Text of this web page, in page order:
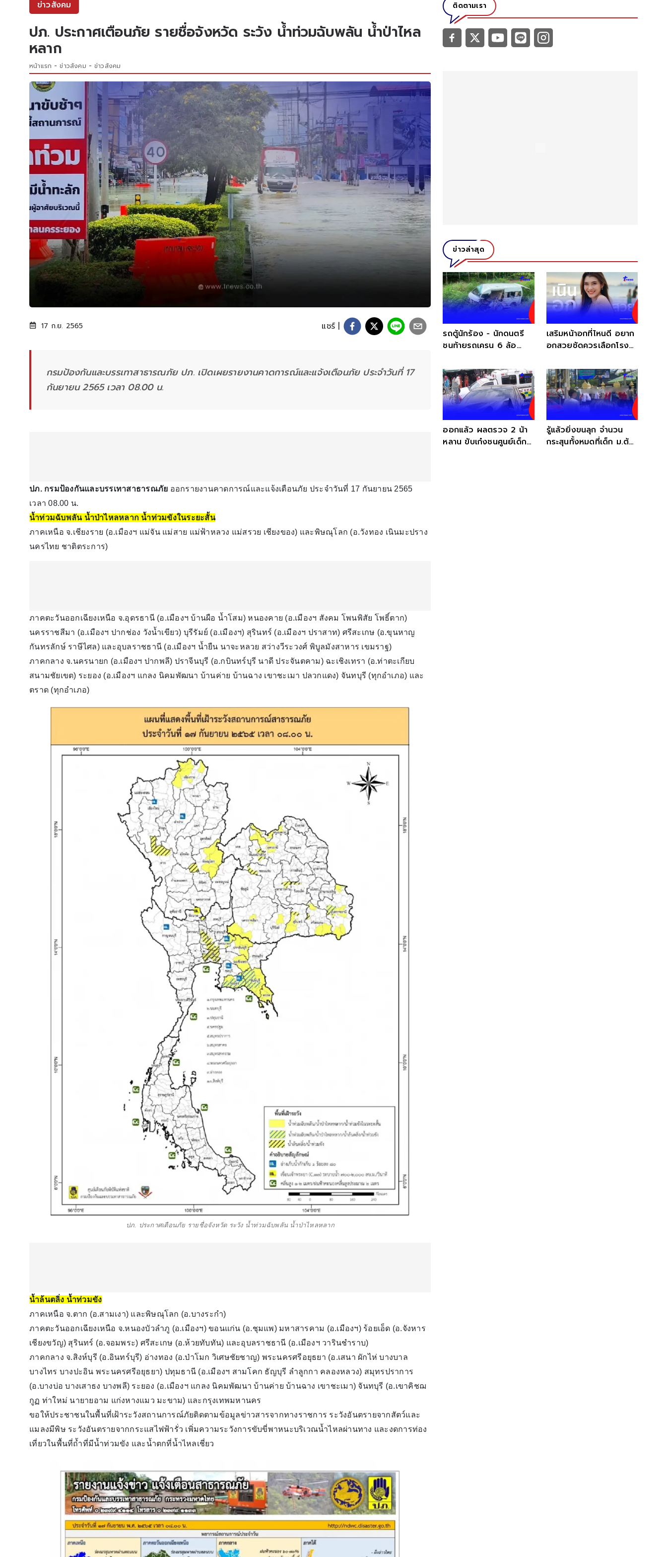
ข่าวสังคม
ปภ. ประกาศเตือนภัย รายชื่อจังหวัด ระวัง น้ำท่วมฉับพลัน น้ำป่าไหล
หลาก
หน้าแรก ข่าวสังคม ข่าวสังคม
17 ก.ย. 2565 แชร์ |
กรมป้องกันและบรรเทาสาธารณภัย ปภ. เปิดเผยรายงานคาดการณ์และแจ้งเตือนภัย ประจำวันที่ 17
กันยายน 2565 เวลา 08.00 น.
ปภ. กรมป้องกันและบรรเทาสาธารณภัย ออกรายงานคาดการณ์และแจ้งเตือนภัย ประจำวันที่ 17 กันยายน 2565
เวลา 08.00 น.
น้ำท่วมฉับพลัน น้ำป่าไหลหลาก น้ำท่วมขังในระยะสั้น
ภาคเหนือ จ.เชียงราย (อ.เมืองฯ แม่จัน แม่สาย แม่ฟ้าหลวง แม่สรวย เชียงของ) และพิษณุโลก (อ.วังทอง เนินมะปราง
นครไทย ชาติตระการ)
ภาคตะวันออกเฉียงเหนือ จ.อุดรธานี (อ.เมืองฯ บ้านผือ น้ำโสม) หนองคาย (อ.เมืองฯ สังคม โพนพิสัย โพธิ์ตาก)
นครราชสีมา (อ.เมืองฯ ปากช่อง วังน้ำเขียว) บุรีรัมย์ (อ.เมืองฯ) สุรินทร์ (อ.เมืองฯ ปราสาท) ศรีสะเกษ (อ.ขุนหาญ
กันทรลักษ์ ราษีไศล) และอุบลราชธานี (อ.เมืองฯ น้ำยืน นาจะหลวย สว่างวีระวงศ์ พิบูลมังสาหาร เขมราฐ)
ภาคกลาง จ.นครนายก (อ.เมืองฯ ปากพลี) ปราจีนบุรี (อ.กบินทร์บุรี นาดี ประจันตคาม) ฉะเชิงเทรา (อ.ท่าตะเกียบ
สนามชัยเขต) ระยอง (อ.เมืองฯ แกลง นิคมพัฒนา บ้านค่าย บ้านฉาง เขาชะเมา ปลวกแดง) จันทบุรี (ทุกอำเภอ) และ
ตราด (ทุกอำเภอ)
ปภ. ประกาศเตือนภัย รายชื่อจังหวัด ระวัง น้ำท่วมฉับพลัน น้ำป่าไหลหลาก
น้ำล้นตลิ่ง น้ำท่วมขัง
ภาคเหนือ จ.ตาก (อ.สามเงา) และพิษณุโลก (อ.บางระกำ)
ภาคตะวันออกเฉียงเหนือ จ.หนองบัวลำภู (อ.เมืองฯ) ขอนแก่น (อ.ชุมแพ) มหาสารคาม (อ.เมืองฯ) ร้อยเอ็ด (อ.จังหาร
เชียงขวัญ) สุรินทร์ (อ.จอมพระ) ศรีสะเกษ (อ.ห้วยทับทัน) และอุบลราชธานี (อ.เมืองฯ วารินชำราบ)
ภาคกลาง จ.สิงห์บุรี (อ.อินทร์บุรี) อ่างทอง (อ.ป่าโมก วิเศษชัยชาญ) พระนครศรีอยุธยา (อ.เสนา ผักไห่ บางบาล
บางไทร บางปะอิน พระนครศรีอยุธยา) ปทุมธานี (อ.เมืองฯ สามโคก ธัญบุรี ลำลูกกา คลองหลวง) สมุทรปราการ
(อ.บางบ่อ บางเสาธง บางพลี) ระยอง (อ.เมืองฯ แกลง นิคมพัฒนา บ้านค่าย บ้านฉาง เขาชะเมา) จันทบุรี (อ.เขาคิชฌ
กูฏ ท่าใหม่ นายายอาม แก่งหางแมว มะขาม) และกรุงเทพมหานคร
ขอให้ประชาชนในพื้นที่เฝ้าระวังสถานการณ์ภัยติดตามข้อมูลข่าวสารจากทางราชการ ระวังอันตรายจากสัตว์และ
แมลงมีพิษ ระวังอันตรายจากกระแสไฟฟ้ารั่ว เพิ่มความระวังการขับขี่พาหนะบริเวณน้ำไหลผ่านทาง และงดการท่อง
เที่ยวในพื้นที่ถ้ำที่มีน้ำท่วมขัง และน้ำตกที่น้ำไหลเชี่ยว
ติดตามเรา
ข่าวล่าสุด
รถตู้นักร้อง - นักดนตรี
ชนท้ายรถเครน 6 ล้อ
เสริมหน้าอกที่ไหนดี อยาก
อกสวยชัดควรเลือกโรง
ออกแล้ว ผลตรวจ 2 น้า
หลาน ขับเก๋งชนศูนย์เด็ก
รู้แล้วยิ่งขนลุก จำนวน
กระสุนทั้งหมดที่เด็ก ม.ต้น